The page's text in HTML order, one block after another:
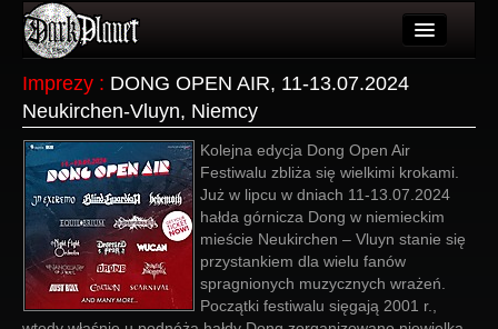
Użytkownicy
Wydarzenia
Galeria
Forum
Więcej
Imprezy : DONG OPEN AIR, 11-13.07.2024
Neukirchen-Vluyn, Niemcy
Kolejna edycja Dong Open Air
Festiwalu zbliża się wielkimi krokami.
Już w lipcu w dniach 11-13.07.2024
hałda górnicza Dong w niemieckim
mieście Neukirchen – Vluyn stanie się
przystankiem dla wielu fanów
spragnionych muzycznych wrażeń.
Początki festiwalu sięgają 2001 r.,